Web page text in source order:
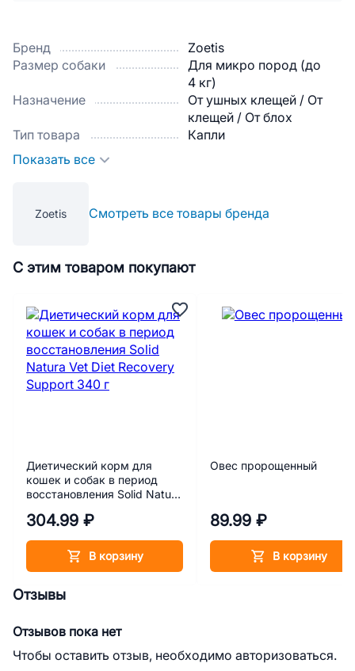
Бренд
Zoetis
Размер собаки
Для микро пород (до
4 кг)
Назначение
От ушных клещей / От
клещей / От блох
Тип товара
Капли
Показать все
Zoetis Смотреть все товары бренда
С этим товаром покупают
Диетический корм для
кошек и собак в период
восстановления Solid Natura
340 г
304.99 ₽
В корзину
Овес пророщенный
89.99 ₽
В корзину
Отзывы
Отзывов пока нет
Чтобы оставить отзыв, необходимо авторизоваться.